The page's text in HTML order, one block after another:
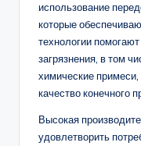
использование
которые
технологии
загрязнения, в том
химические примеси,
качество конечного
Высокая
удовлетворить